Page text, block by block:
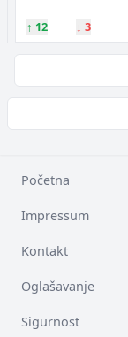
↑ 12 ↓ 3
Početna
Impressum
Kontakt
Oglašavanje
Sigurnost